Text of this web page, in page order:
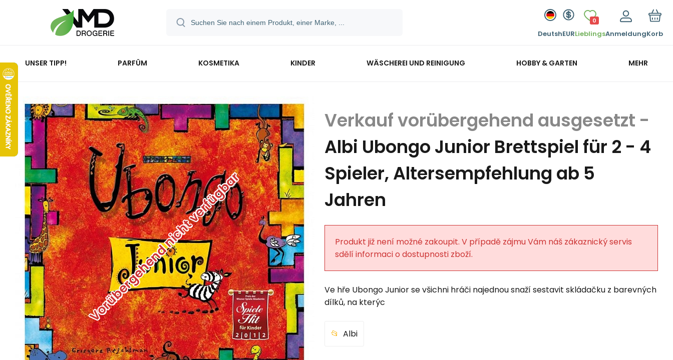
DeutshEUR
0
LieblingsAnmeldungKorb
UNSER TIPP! PARFÜM KOSMETIKA KINDER WÄSCHEREI UND REINIGUNG HOBBY & GARTEN MEHR
Vorübergehend nicht verfügbar
Albi Ubongo Junior Brettspiel für 2 - 4
Spieler, Altersempfehlung ab 5
Jahren
Produkt již není možné zakoupit. V případě zájmu Vám náš zákaznický servis
sdělí informaci o dostupnosti zboží.
Ve hře Ubongo Junior se všichni hráči najednou snaží sestavit skládačku z barevných
dílků, na kterýc
Albi